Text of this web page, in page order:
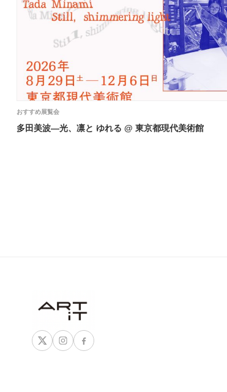
おすすめ展覧会
多田美波―光、凛と ゆれる @ 東京都現代美術館